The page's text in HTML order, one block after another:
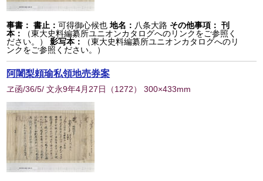
事書： 書止：可得御心候也 地名： 八条大路 その他事項： 刊
本：
（東大史料編纂所ユニオンカタログへのリンクをご参照く
ださい。）
影写本：
（東大史料編纂所ユニオンカタログへのリ
ンクをご参照ください。）
阿闍梨頼瑜私領地売券案
ヱ函/36/5/ 文永9年4月27日 （1272） 300×433mm